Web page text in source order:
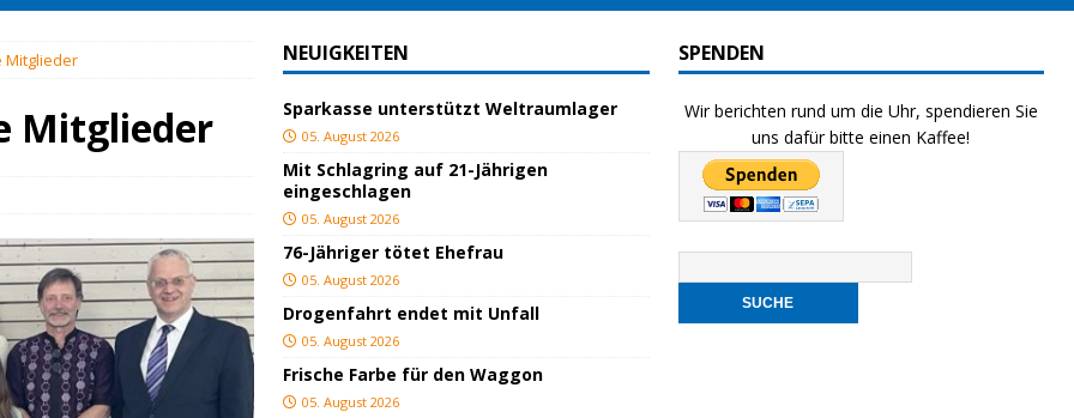
JUGEND/BILDUNG
TOP
BLAULICHT
Mitglieder
Mitglieder
NEUIGKEITEN
Sparkasse unterstützt Weltraumlager
05. August 2026
Mit Schlagring auf 21-Jährigen
eingeschlagen
05. August 2026
76-Jähriger tötet Ehefrau
05. August 2026
Drogenfahrt endet mit Unfall
05. August 2026
Frische Farbe für den Waggon
05. August 2026
SPENDEN
Wir berichten rund um die Uhr, spendieren Sie
uns dafür bitte einen Kaffee!